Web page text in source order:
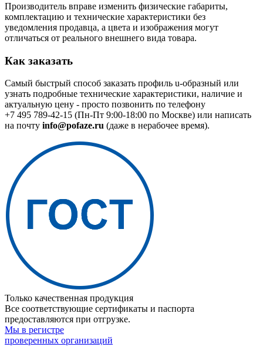
Производитель вправе изменить физические габариты,
комплектацию и технические характеристики без
уведомления продавца, а цвета и изображения могут
отличаться от реального внешнего вида товара.
Как заказать
Самый быстрый способ заказать профиль u-образный или
узнать подробные технические характеристики, наличие и
актуальную цену - просто позвонить по телефону
+7 495 789-42-15 (Пн-Пт 9:00-18:00 по Москве) или написать
на почту info@pofaze.ru (даже в нерабочее время).
Только качественная продукция
Все соответствующие сертификаты и паспорта
предоставляются при отгрузке.
Мы в регистре
проверенных организаций